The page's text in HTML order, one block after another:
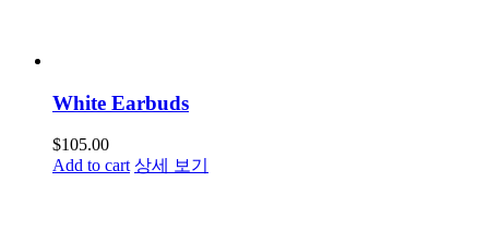
White Earbuds
$105.00
Add to cart 상세 보기